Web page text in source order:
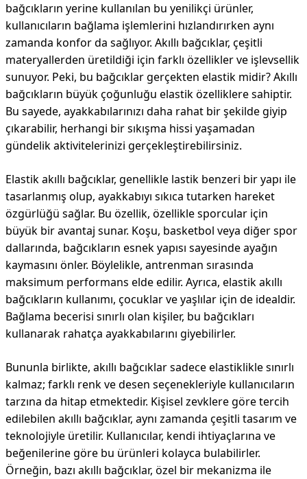
bağcıkların yerine kullanılan bu yenilikçi ürünler,
kullanıcıların bağlama işlemlerini hızlandırırken aynı
zamanda konfor da sağlıyor. Akıllı bağcıklar, çeşitli
materyallerden üretildiği için farklı özellikler ve işlevsellik
sunuyor. Peki, bu bağcıklar gerçekten elastik midir? Akıllı
bağcıkların büyük çoğunluğu elastik özelliklere sahiptir.
Bu sayede, ayakkabılarınızı daha rahat bir şekilde giyip
çıkarabilir, herhangi bir sıkışma hissi yaşamadan
gündelik aktivitelerinizi gerçekleştirebilirsiniz.
Elastik akıllı bağcıklar, genellikle lastik benzeri bir yapı ile
tasarlanmış olup, ayakkabıyı sıkıca tutarken hareket
özgürlüğü sağlar. Bu özellik, özellikle sporcular için
büyük bir avantaj sunar. Koşu, basketbol veya diğer spor
dallarında, bağcıkların esnek yapısı sayesinde ayağın
kaymasını önler. Böylelikle, antrenman sırasında
maksimum performans elde edilir. Ayrıca, elastik akıllı
bağcıkların kullanımı, çocuklar ve yaşlılar için de idealdir.
Bağlama becerisi sınırlı olan kişiler, bu bağcıkları
kullanarak rahatça ayakkabılarını giyebilirler.
Bununla birlikte, akıllı bağcıklar sadece elastiklikle sınırlı
kalmaz; farklı renk ve desen seçenekleriyle kullanıcıların
tarzına da hitap etmektedir. Kişisel zevklere göre tercih
edilebilen akıllı bağcıklar, aynı zamanda çeşitli tasarım ve
teknolojiyle üretilir. Kullanıcılar, kendi ihtiyaçlarına ve
beğenilerine göre bu ürünleri kolayca bulabilirler.
Örneğin, bazı akıllı bağcıklar, özel bir mekanizma ile